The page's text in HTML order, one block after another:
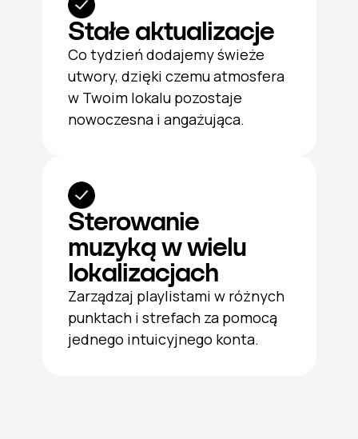
Stałe aktualizacje
Co tydzień dodajemy świeże
utwory, dzięki czemu atmosfera
w Twoim lokalu pozostaje
nowoczesna i angażująca.
Sterowanie
muzyką w wielu
lokalizacjach
Zarządzaj playlistami w różnych
punktach i strefach za pomocą
jednego intuicyjnego konta.